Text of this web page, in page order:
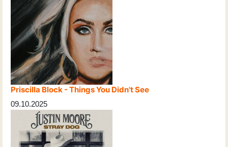
Priscilla Block - Things You Didn't See
09.10.2025